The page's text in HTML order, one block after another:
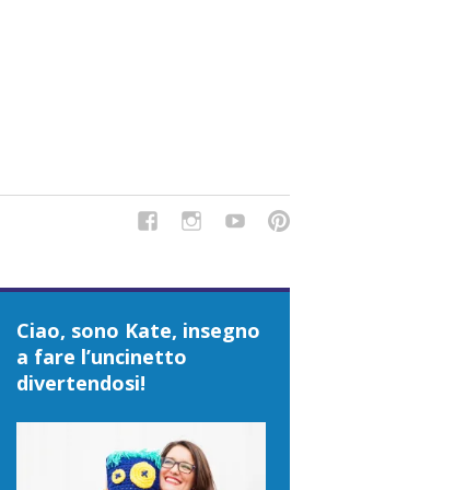
Strano, traduzioni e tanto divertimento!
Ciao, sono Kate, insegno
a fare l’uncinetto
divertendosi!